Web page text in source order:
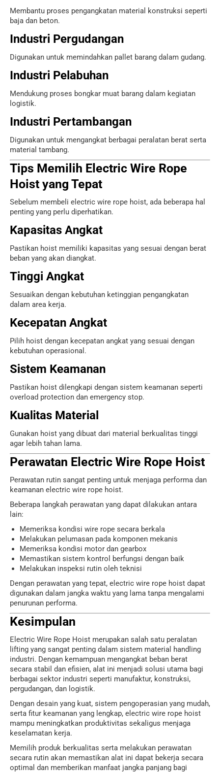
Membantu proses pengangkatan material konstruksi seperti
baja dan beton.
Industri Pergudangan
Digunakan untuk memindahkan pallet barang dalam gudang.
Industri Pelabuhan
Mendukung proses bongkar muat barang dalam kegiatan
logistik.
Industri Pertambangan
Digunakan untuk mengangkat berbagai peralatan berat serta
material tambang.
Tips Memilih Electric Wire Rope
Hoist yang Tepat
Sebelum membeli electric wire rope hoist, ada beberapa hal
penting yang perlu diperhatikan.
Kapasitas Angkat
Pastikan hoist memiliki kapasitas yang sesuai dengan berat
beban yang akan diangkat.
Tinggi Angkat
Sesuaikan dengan kebutuhan ketinggian pengangkatan
dalam area kerja.
Kecepatan Angkat
Pilih hoist dengan kecepatan angkat yang sesuai dengan
kebutuhan operasional.
Sistem Keamanan
Pastikan hoist dilengkapi dengan sistem keamanan seperti
overload protection dan emergency stop.
Kualitas Material
Gunakan hoist yang dibuat dari material berkualitas tinggi
agar lebih tahan lama.
Perawatan Electric Wire Rope Hoist
Perawatan rutin sangat penting untuk menjaga performa dan
keamanan electric wire rope hoist.
Beberapa langkah perawatan yang dapat dilakukan antara
lain:
Memeriksa kondisi wire rope secara berkala
Melakukan pelumasan pada komponen mekanis
Memeriksa kondisi motor dan gearbox
Memastikan sistem kontrol berfungsi dengan baik
Melakukan inspeksi rutin oleh teknisi
Dengan perawatan yang tepat, electric wire rope hoist dapat
digunakan dalam jangka waktu yang lama tanpa mengalami
penurunan performa.
Kesimpulan
Electric Wire Rope Hoist merupakan salah satu peralatan
lifting yang sangat penting dalam sistem material handling
industri. Dengan kemampuan mengangkat beban berat
secara stabil dan efisien, alat ini menjadi solusi utama bagi
berbagai sektor industri seperti manufaktur, konstruksi,
pergudangan, dan logistik.
Dengan desain yang kuat, sistem pengoperasian yang mudah,
serta fitur keamanan yang lengkap, electric wire rope hoist
mampu meningkatkan produktivitas sekaligus menjaga
keselamatan kerja.
Memilih produk berkualitas serta melakukan perawatan
secara rutin akan memastikan alat ini dapat bekerja secara
optimal dan memberikan manfaat jangka panjang bagi